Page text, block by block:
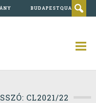
BUDAPESTQUAD
CL2021/22